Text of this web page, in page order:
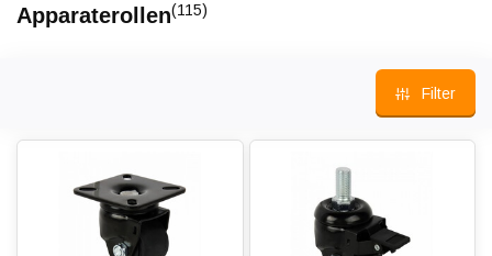
Apparaterollen(115)
Filter